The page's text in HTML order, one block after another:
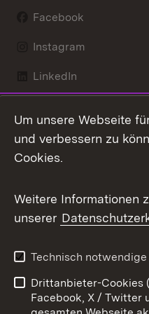
Facebook
Instagram
LinkedIn
X / Twitter
Youtube
Kontakt
Impressum
Um unsere Webseite
und verbessern zu
Cookies.
Weitere Informationen
unserer
Technisch
Drittanbieter-Cookies
Facebook, X / Twitter